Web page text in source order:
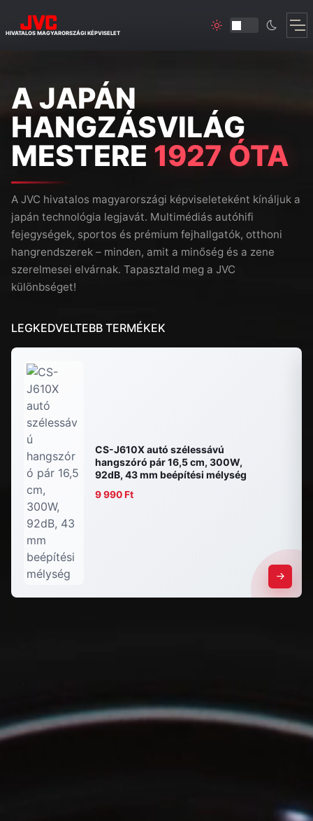
HIVATALOS MAGYARORSZÁGI KÉPVISELET
A JAPÁN
HANGZÁSVILÁG
MESTERE 1927 ÓTA
A JVC hivatalos magyarországi képviseleteként kínáljuk a
japán technológia legjavát. Multimédiás autóhifi
fejegységek, sportos és prémium fejhallgatók, otthoni
hangrendszerek – minden, amit a minőség és a zene
szerelmesei elvárnak. Tapasztald meg a JVC
különbséget!
LEGKEDVELTEBB TERMÉKEK
CS-J610X autó szélessávú
hangszóró pár 16,5 cm, 300W,
92dB, 43 mm beépítési mélység
9 990 Ft